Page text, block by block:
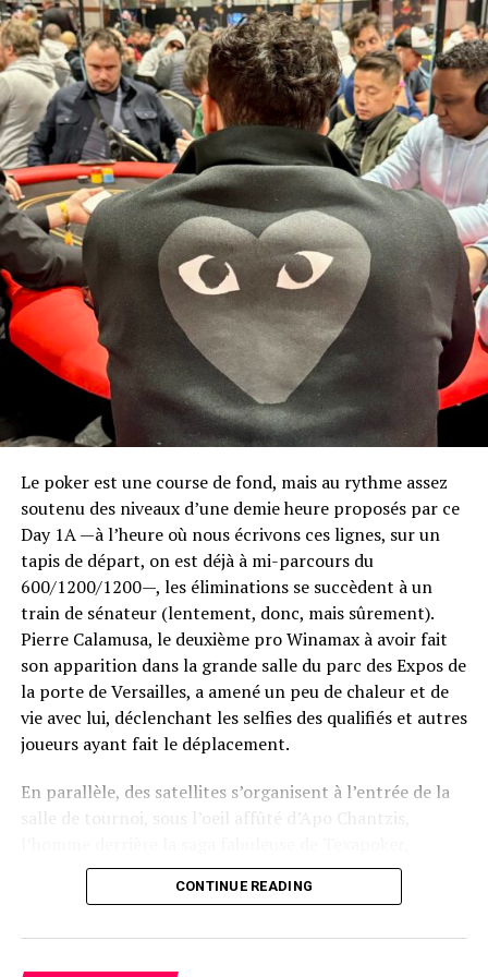
Le poker est une course de fond, mais au rythme assez
soutenu des niveaux d’une demie heure proposés par ce
Day 1A —à l’heure où nous écrivons ces lignes, sur un
tapis de départ, on est déjà à mi-parcours du
600/1200/1200—, les éliminations se succèdent à un
train de sénateur (lentement, donc, mais sûrement).
Pierre Calamusa, le deuxième pro Winamax à avoir fait
son apparition dans la grande salle du parc des Expos de
la porte de Versailles, a amené un peu de chaleur et de
vie avec lui, déclenchant les selfies des qualifiés et autres
joueurs ayant fait le déplacement.
En parallèle, des satellites s’organisent à l’entrée de la
salle de tournoi, sous l’oeil affûté d’Apo Chantzis,
devenu en quelques années le grand acteur
incontournable du poker live en France. Ses équipes
CONTINUE READING